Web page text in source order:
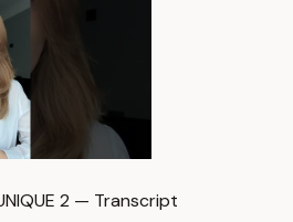
2 — Transcript